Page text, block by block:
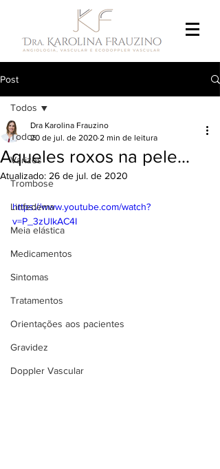
Post
Todos
Varizes
Trombose
Linfedema
Meia elástica
Medicamentos
Sintomas
Tratamentos
Orientações aos pacientes
Gravidez
Doppler Vascular
Todos
Aqueles roxos na pele...
Dra Karolina Frauzino
20 de jul. de 2020 2 min de leitura
Atualizado: 26 de jul. de 2020
https://www.youtube.com/watch?
v=P_3zUlkAC4I